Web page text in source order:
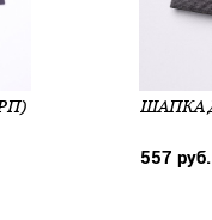
557 руб.